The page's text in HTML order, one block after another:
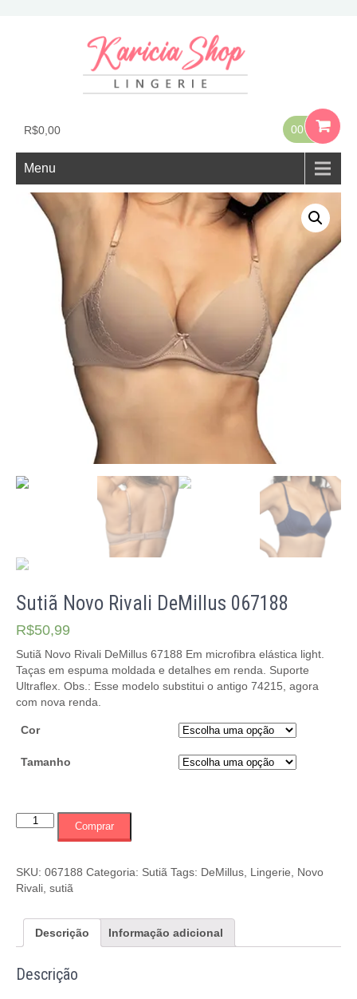
00
R$0,00
Menu
Sutiã Novo Rivali DeMillus 067188
R$50,99
Sutiã Novo Rivali DeMillus 67188 Em microfibra elástica light.
Taças em espuma moldada e detalhes em renda. Suporte
Ultraflex. Obs.: Esse modelo substitui o antigo 74215, agora
com nova renda.
Cor
Tamanho
Sutiã
DeMillus
067188
Comprar
SKU: 067188 Categoria: Sutiã Tags: DeMillus Lingerie
Novo
Rivali sutiã
Descrição Informação adicional
Descrição